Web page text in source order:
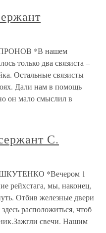
*В нашем
только два связиста –
Остальные связисты
Дали нам в помощь
он мало смыслил в
С.
ШКУТЕНКО *Вечером 1
рейхстага, мы, наконец,
Отбив железные двери
расположиться, чтоб
свечи. Нашим